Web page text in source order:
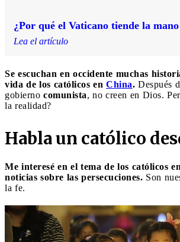
¿Por qué el Vaticano tiende la
Lea el artículo
Se escuchan en occidente muchas
vida de los católicos en China. Después
gobierno comunista, no creen en Dios.
la realidad?
Habla un católico
Me interesé en el tema de los católicos
noticias sobre las persecuciones. Son
la fe.